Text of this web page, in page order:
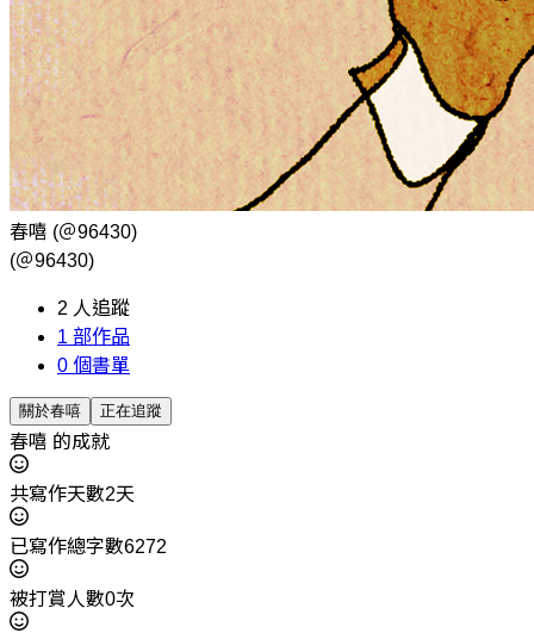
春嘻 (＠96430)
(＠96430)
2 人追蹤
1 部作品
0 個書單
關於春嘻 正在追蹤
春嘻 的成就
共寫作天數2天
已寫作總字數6272
被打賞人數0次